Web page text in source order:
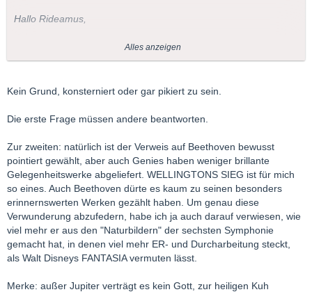
Hallo Rideamus,
etwas konsterniert frage ich dich:
War obige Aussage nun inspiriert oder transpiriert?
Oder nötigt dir Beethoven so wenig Respekt ab?
Alles anzeigen
Kein Grund, konsterniert oder gar pikiert zu sein.
Die erste Frage müssen andere beantworten.
Zur zweiten: natürlich ist der Verweis auf Beethoven bewusst
pointiert gewählt, aber auch Genies haben weniger brillante
Gelegenheitswerke abgeliefert. WELLINGTONS SIEG ist für mich
so eines. Auch Beethoven dürte es kaum zu seinen besonders
erinnernswerten Werken gezählt haben. Um genau diese
Verwunderung abzufedern, habe ich ja auch darauf verwiesen, wie
viel mehr er aus den "Naturbildern" der sechsten Symphonie
gemacht hat, in denen viel mehr ER- und Durcharbeitung steckt,
als Walt Disneys FANTASIA vermuten lässt.
Merke: außer Jupiter verträgt es kein Gott, zur heiligen Kuh